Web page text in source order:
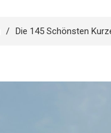
Die 145 Schönsten